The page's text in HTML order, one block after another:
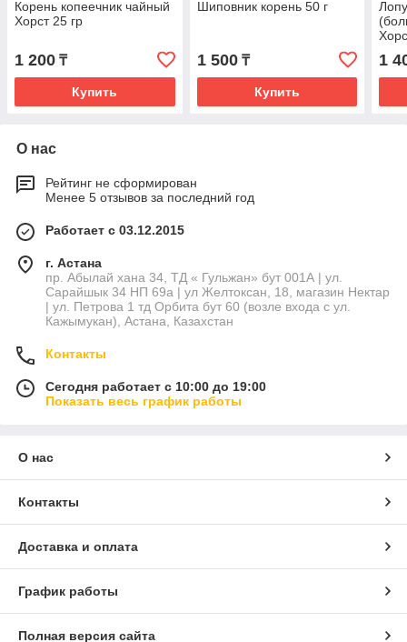
Корень копеечник чайный
Хорст 25 гр
1 200 ₸
Купить
Шиповник корень 50 г
1 500₸
Купить
1
О нас
Рейтинг не сформирован
Менее 5 отзывов за последний год
Работает с 03.12.2015
г. Астана
пр. Абылай хана 34, ТД « Гульжан» бут 001А | ул.
Сарайшык 34 НП 69а | ул Желтоксан, 18, магазин Нектар
| ул. Петрова 1 тд Орбита бут 60 (возле входа с ул.
Кажымукан), Астана, Казахстан
Контакты
Сегодня работает с 10:00 до 19:00
Показать весь график работы
О нас
Контакты
Доставка и оплата
График работы
Полная версия сайта